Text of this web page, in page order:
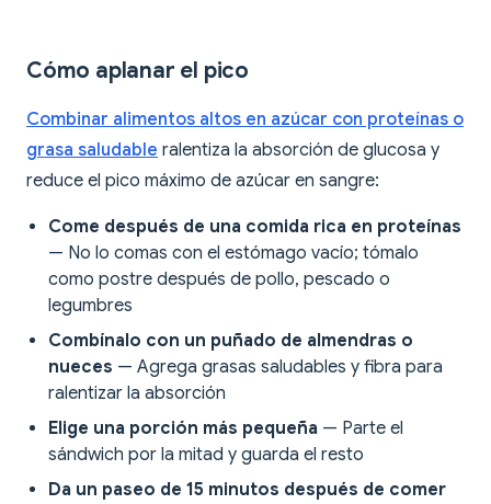
Cómo aplanar el pico
Combinar alimentos altos en azúcar con proteínas o
grasa saludable ralentiza la absorción de glucosa y
reduce el pico máximo de azúcar en sangre:
Come después de una comida rica en proteínas
— No lo comas con el estómago vacío; tómalo
como postre después de pollo, pescado o
legumbres
Combínalo con un puñado de almendras o
nueces — Agrega grasas saludables y fibra para
ralentizar la absorción
Elige una porción más pequeña — Parte el
sándwich por la mitad y guarda el resto
Da un paseo de 15 minutos después de comer